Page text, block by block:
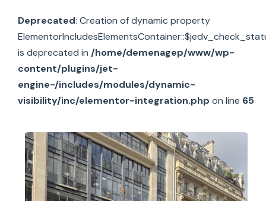
Deprecated: Creation of dynamic property
is deprecated in /home/demenagep/www/wp-
content/plugins/jet-
engine-/includes/modules/dynamic-
visibility/inc/elementor-integration.php on line 65